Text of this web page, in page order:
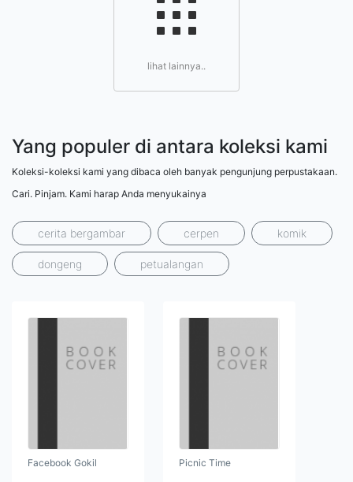
lihat lainnya..
Yang populer di antara koleksi kami
Koleksi-koleksi kami yang dibaca oleh banyak pengunjung perpustakaan.
Cari. Pinjam. Kami harap Anda menyukainya
cerita bergambar cerpen komik
dongeng petualangan
Facebook Gokil Picnic Time